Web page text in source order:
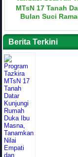
MTsN 17 Tanah
Bulan Suci
Berita Terkini